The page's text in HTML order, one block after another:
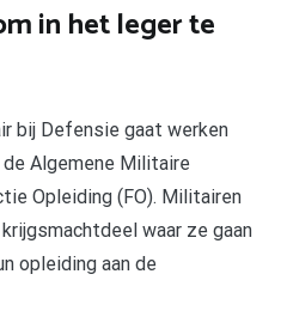
in het leger te
bij Defensie gaat werken
Algemene Militaire
Opleiding (FO). Militairen
waar ze gaan
opleiding aan de